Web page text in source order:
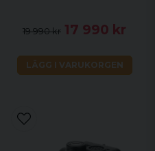
19 990 kr 17 990 kr
LÄGG I VARUKORGEN